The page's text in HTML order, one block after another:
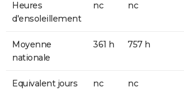
Heures
d'ensoleillement
nc nc
Moyenne
nationale
361 h 757 h
Equivalent jours
nc nc